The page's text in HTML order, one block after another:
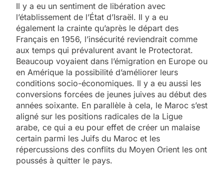
Il y a eu un sentiment de libération avec
l’établissement de l’État d’Israël. Il y a eu
également la crainte qu’après le départ des
Français en 1956, l’insécurité reviendrait comme
aux temps qui prévalurent avant le Protectorat.
Beaucoup voyaient dans l’émigration en Europe ou
en Amérique la possibilité d’améliorer leurs
conditions socio-économiques. Il y a eu aussi les
conversions forcées de jeunes juives au début des
années soixante. En parallèle à cela, le Maroc s’est
aligné sur les positions radicales de la Ligue
arabe, ce qui a eu pour effet de créer un malaise
certain parmi les Juifs du Maroc et les
répercussions des conflits du Moyen Orient les ont
poussés à quitter le pays.